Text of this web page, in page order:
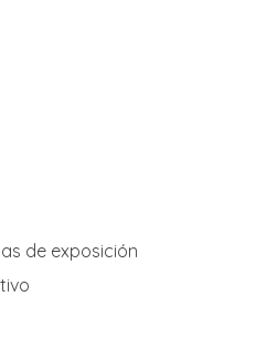
de exposición